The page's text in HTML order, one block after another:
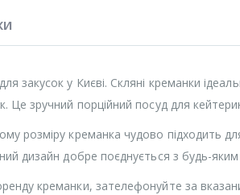
закусок у Києві. Скляні креманки
Це зручний порційний посуд для
розміру креманка чудово підходить
дизайн добре поєднується з будь-
креманки, зателефонуйте за